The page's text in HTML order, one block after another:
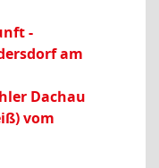
-
am
Dachau
vom